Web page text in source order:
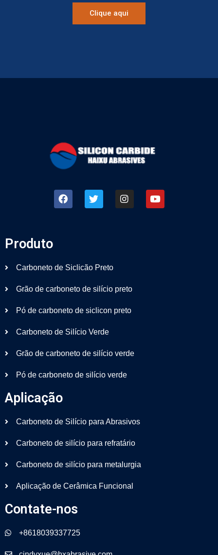
Clique aqui
Produto
Carboneto de Siclicão Preto
Grão de carboneto de silício preto
Pó de carboneto de siclicon preto
Carboneto de Silício Verde
Grão de carboneto de silício verde
Pó de carboneto de silício verde
Aplicação
Carboneto de Silício para Abrasivos
Carboneto de silício para refratário
Carboneto de silício para metalurgia
Aplicação de Cerâmica Funcional
Contate-nos
+8618039337725